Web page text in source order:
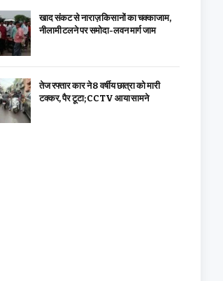
खाद संकट से नाराज़ किसानों का चक्काजाम,
नीलामी टलने पर समोदा-लवन मार्ग जाम
तेज रफ्तार कार ने 8 वर्षीय छात्रा को मारी
टक्कर, पैर टूटा; CCTV आया सामने